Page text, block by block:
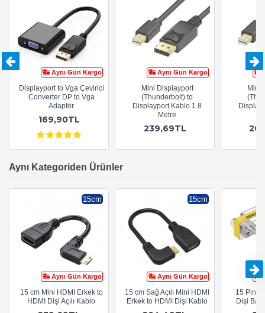
Aynı Gün Kargo
Displayport to Vga Çevirici
Converter DP to Vga
Adaptör
169,90TL
Aynı Gün Kargo
Mini Displayport
(Thunderbolt) to
Displayport Kablo 1.8
Metre
239,69TL
Mini
Aynı Kategoriden Ürünler
Aynı Gün Kargo
15cm
15 cm Mini HDMI Erkek to
HDMI Dişi Açılı Kablo
Aynı Gün Kargo
15cm
15 cm Sağ Açılı Mini HDMI
Erkek to HDMI Dişi Kablo
15 Pin
Dişi